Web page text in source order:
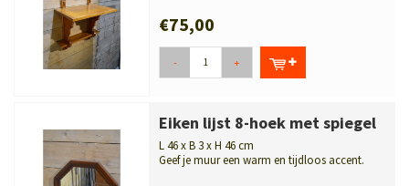
€75,00
- +
Eiken lijst 8-hoek met spiegel
L 46 x B 3 x H 46 cm
Geef je muur een warm en tijdloos accent.